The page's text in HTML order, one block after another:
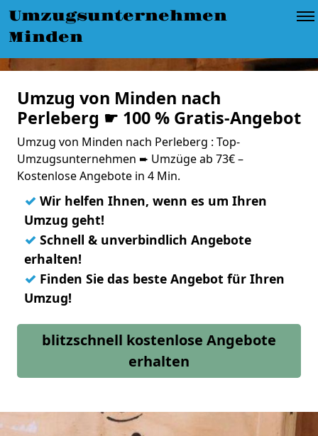
Umzugsunternehmen
Minden
Umzug von Minden nach
Perleberg ☛ 100 % Gratis-Angebot
Umzug von Minden nach Perleberg : Top-
Umzugsunternehmen ➨ Umzüge ab 73€ –
Kostenlose Angebote in 4 Min.
✓ Wir helfen Ihnen, wenn es um Ihren
Umzug geht!
✓ Schnell & unverbindlich Angebote
erhalten!
✓ Finden Sie das beste Angebot für Ihren
Umzug!
blitzschnell kostenlose Angebote
erhalten